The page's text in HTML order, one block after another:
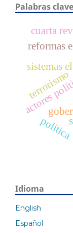
Palabras clave
sistemas
reformas
actores
cuarta
terrorismo
política
Idioma
English
Español